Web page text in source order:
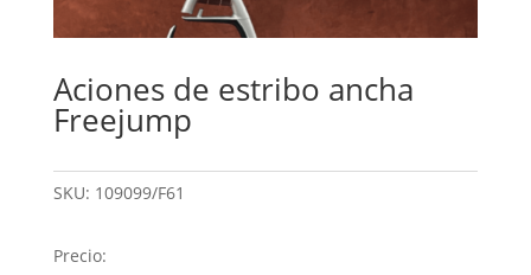
Aciones de estribo ancha
Freejump
SKU: 109099/F61
Precio: